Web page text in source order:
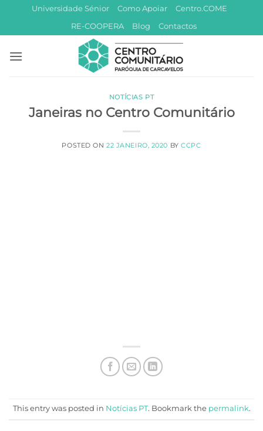
content
Universidade Sénior Como Apoiar
Centro.COME
RE-COOPERA
Blog Contactos
NOTÍCIAS PT
Janeiras no Centro Comunitário
POSTED ON22 JANEIRO, 2020 BYCCPC
This entry was posted in Notícias PT. Bookmark the permalink.